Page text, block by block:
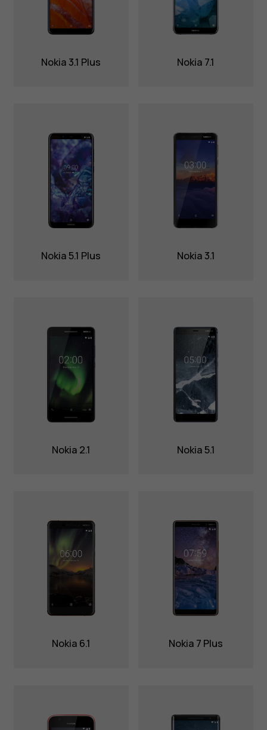
Nokia 3.1 Plus Nokia 7.1
Nokia 5.1 Plus Nokia 3.1
Nokia 2.1 Nokia 5.1
Nokia 6.1 Nokia 7 Plus